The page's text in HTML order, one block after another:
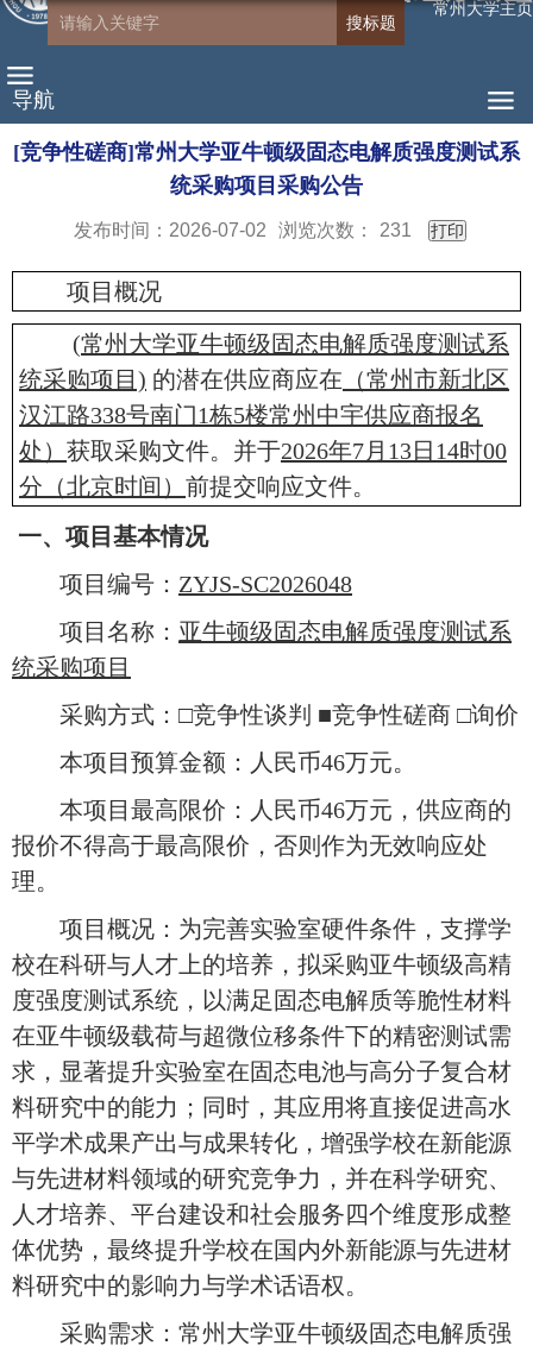
常州大学主页
导航
[竞争性磋商]常州大学亚牛顿级固态电解质强度测试系
统采购项目采购公告
发布时间：2026-07-02 浏览次数： 231 打印
项目概况
(常州大学亚牛顿级固态电解质强度测试系
统采购项目) 的潜在供应商应在 （常州市新北区
汉江路338号南门1栋5楼常州中宇供应商报名
处） 获取采购文件。并于2026年7月 13日 14时00
分（北京时间） 前提交响应文件。
一、项目基本情况
项目编号： ZYJS-SC2026048
项目名称： 亚牛顿级固态电解质强度测试系
统采购项目
采购方式： □竞争性谈判 ■竞争性磋商 □询价
本项目预算金额：人民币46万元。
本项目最高限价：人民币46万元，供应商的
报价不得高于最高限价，否则作为无效响应处
理。
项目概况：为完善实验室硬件条件，支撑学
校在科研与人才上的培养，拟采购亚牛顿级高精
度强度测试系统，以满足固态电解质等脆性材料
在亚牛顿级载荷与超微位移条件下的精密测试需
求，显著提升实验室在固态电池与高分子复合材
料研究中的能力；同时，其应用将直接促进高水
平学术成果产出与成果转化，增强学校在新能源
与先进材料领域的研究竞争力，并在科学研究、
人才培养、平台建设和社会服务四个维度形成整
体优势，最终提升学校在国内外新能源与先进材
料研究中的影响力与学术话语权。
采购需求：常州大学亚牛顿级固态电解质强